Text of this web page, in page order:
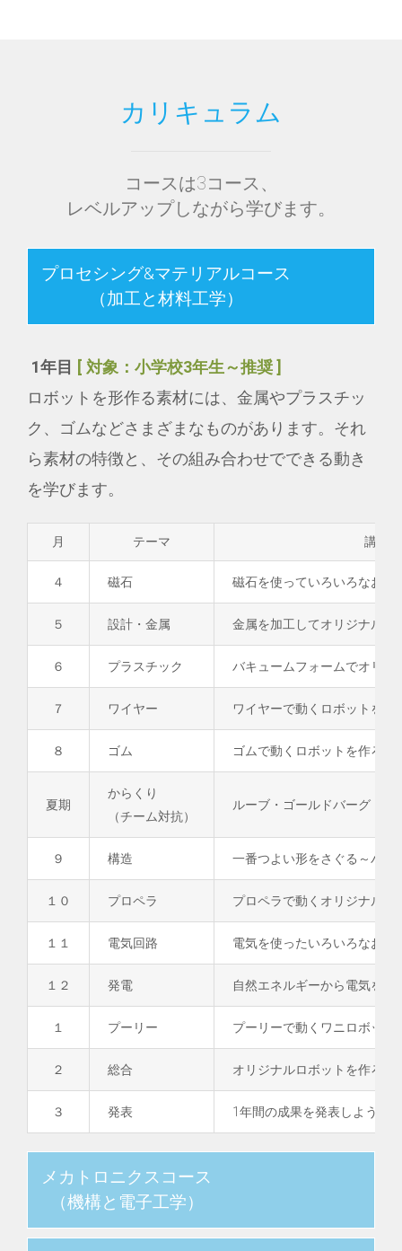
カリキュラム
コースは3コース、
レベルアップしながら学びます。
プロセシング&マテリアルコース
（加工と材料工学）
1年目 [ 対象：小学校3年生～推奨 ]
ロボットを形作る素材には、金属やプラスチッ
ク、ゴムなどさまざまなものがあります。それ
ら素材の特徴と、その組み合わせでできる動き
を学びます。
月 テーマ 講座
４ 磁石 磁石を使っていろいろなおも
５ 設計・金属 金属を加工してオリジナルロ
６ プラスチック バキュームフォームでオリジ
７ ワイヤー ワイヤーで動くロボットを作
８ ゴム ゴムで動くロボットを作ろう
夏期
からくり
（チーム対抗）
ルーブ・ゴールドバーグ・マ
９ 構造 一番つよい形をさぐる～パス
１０ プロペラ プロペラで動くオリジナルマ
１１ 電気回路 電気を使ったいろいろなおも
１２ 発電 自然エネルギーから電気を取
１ プーリー プーリーで動くワニロボット
２ 総合 オリジナルロボットを作ろう
３ 発表 1年間の成果を発表しよう
メカトロニクスコース
（機構と電子工学）